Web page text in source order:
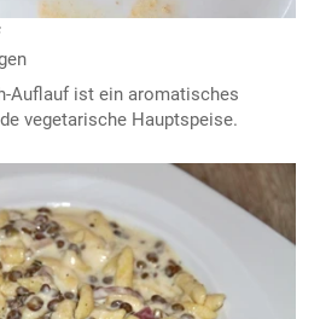
Auflauf ist ein aromatisches
vegetarische Hauptspeise.